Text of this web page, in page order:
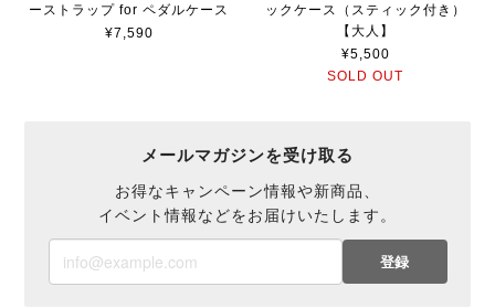
ーストラップ for ペダルケース
¥7,590
ックケース（スティック付き）
【大人】
¥5,500
SOLD OUT
メールマガジンを受け取る
お得なキャンペーン情報や新商品、
イベント情報などをお届けいたします。
登録